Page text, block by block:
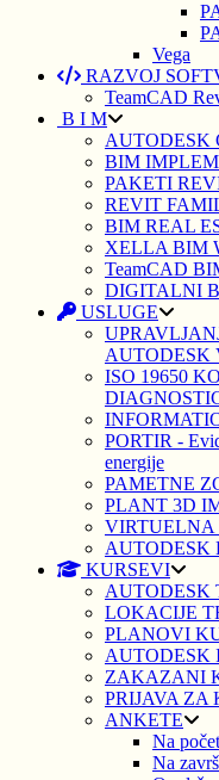
Vega
RAZVOJ
TeamCAD
B I M
AUTODESK
BIM
PAKETI
REVIT
BIM REAL
XELLA BIM
TeamCAD
DIGITALNI
USLUGE
AUTODESK
ISO 19650
PORTIR -
energije
PAMETNE
PLANT 3D
VIRTUELNA
AUTODESK
KURSEVI
AUTODESK
LOKACIJE
PLANOVI
AUTODESK
ZAKAZANI
PRIJAVA ZA
ANKETE
Na
Na